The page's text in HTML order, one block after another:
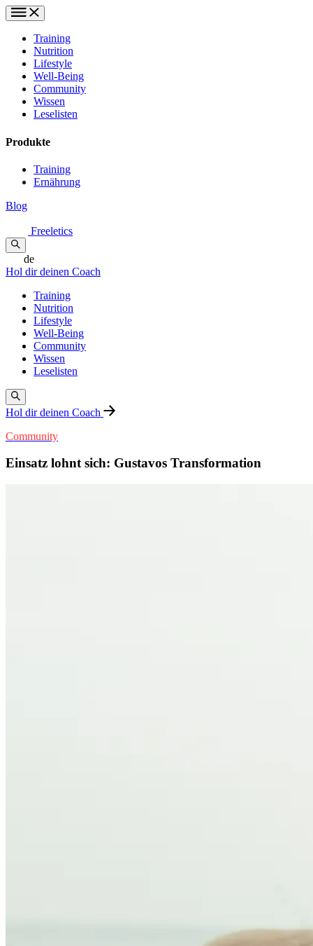
Training
Nutrition
Lifestyle
Well-Being
Community
Wissen
Leselisten
Produkte
Training
Ernährung
Blog
Freeletics
de
Hol dir deinen Coach
Training
Nutrition
Lifestyle
Well-Being
Community
Wissen
Leselisten
Hol dir deinen Coach
Community
Einsatz lohnt sich: Gustavos Transformation